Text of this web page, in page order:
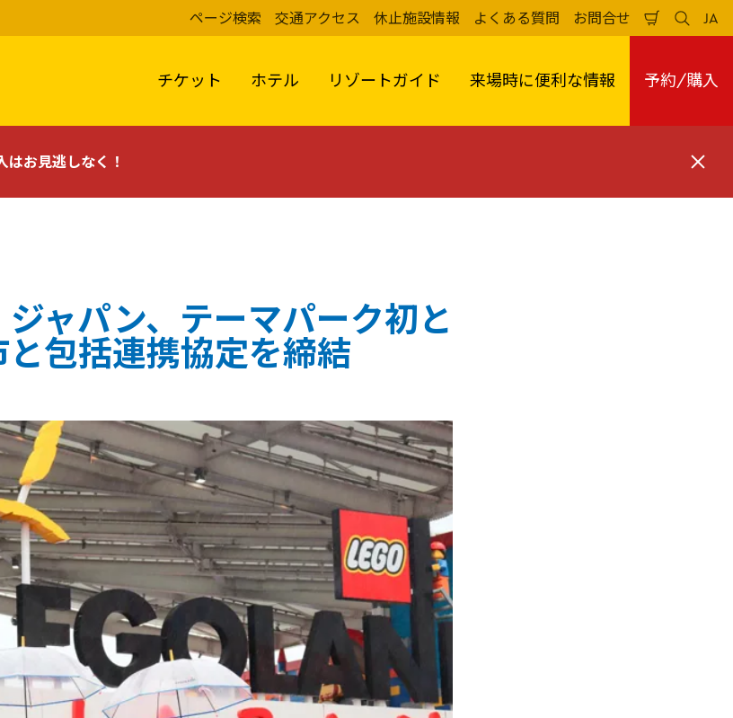
ページ検索 交通アクセス 休止施設情報 よくある質問 お問合せ
い
か
ご
検
索
る
JA
日
本
チケット ホテル リゾートガイド 来場時に便利な情報 予約/購入
はお見逃しなく！
閉
る
ジャパン、テーマパーク初と
と包括連携協定を締結